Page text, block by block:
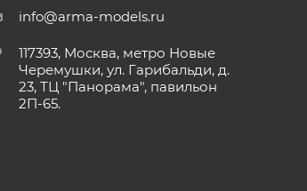
info@arma-models.ru
117393, Москва, метро Новые
Черемушки, ул. Гарибальди, д.
23, ТЦ "Панорама", павильон
2П-65.